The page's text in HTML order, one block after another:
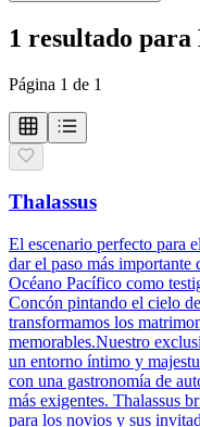
1 resultado para
Página 1 de 1
Thalassus
El escenario perfecto para
dar el paso más importante
Océano Pacífico como
Concón pintando el cielo
transformamos los
memorables.Nuestro
un entorno íntimo y
con una gastronomía de
más exigentes. Thalassus
para los novios y sus